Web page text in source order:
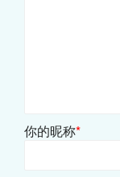
你的昵称*